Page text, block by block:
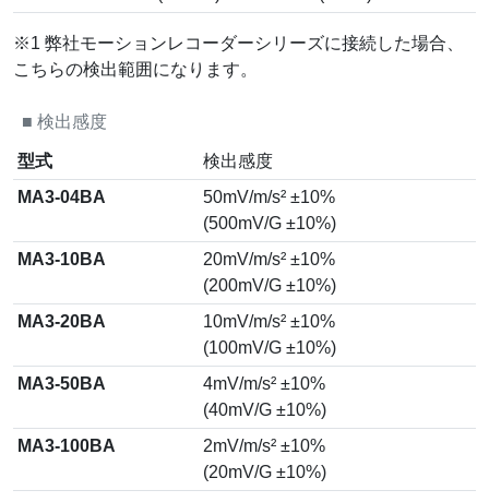
※1 弊社モーションレコーダーシリーズに接続した場合、
こちらの検出範囲になります。
■ 検出感度
型式
検出感度
MA3-04BA
50mV/m/s² ±10%
(500mV/G ±10%)
MA3-10BA
20mV/m/s² ±10%
(200mV/G ±10%)
MA3-20BA
10mV/m/s² ±10%
(100mV/G ±10%)
MA3-50BA
4mV/m/s² ±10%
(40mV/G ±10%)
MA3-100BA
2mV/m/s² ±10%
(20mV/G ±10%)